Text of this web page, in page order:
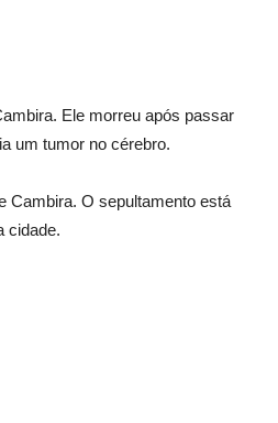
Ele morreu após passar
um tumor no cérebro.
Cambira. O sepultamento está
cidade.